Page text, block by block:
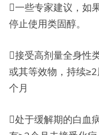
一些专家建议，如
停止使用类固醇。
接受高剂量全身性
或其等效物，持续
个月
处于缓解期的白血